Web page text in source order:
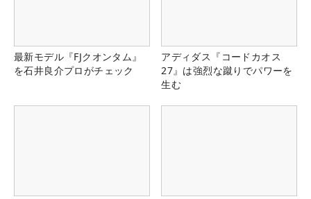
最新モデル『FJクオンタム』
を石井良介プロがチェック
アディダス『コードカオス
27』は強烈な蹴りでパワーを
生む